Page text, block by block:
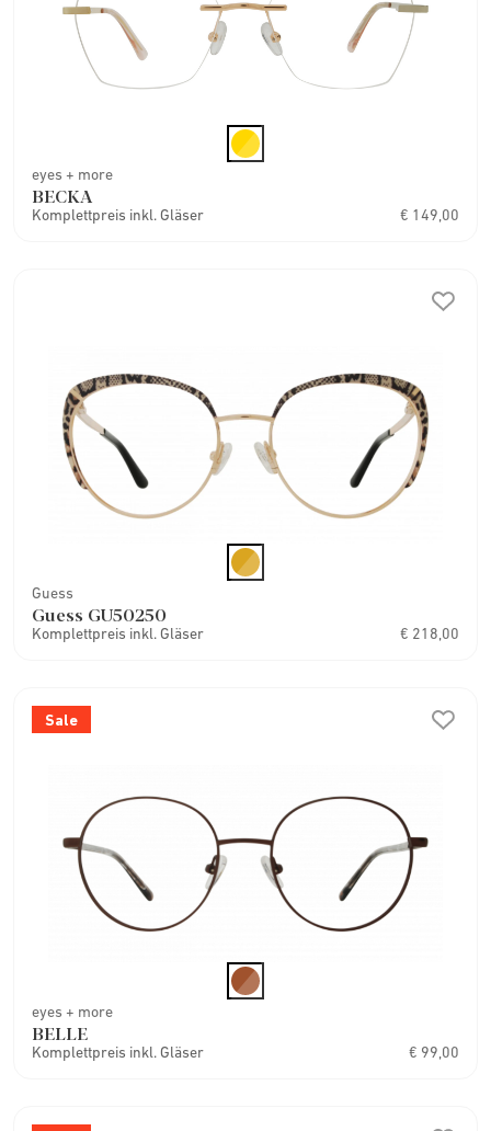
eyes + more
BECKA
Komplettpreis inkl. Gläser € 149,00
Guess
Guess GU50250
Komplettpreis inkl. Gläser € 218,00
Sale
eyes + more
BELLE
Komplettpreis inkl. Gläser € 99,00